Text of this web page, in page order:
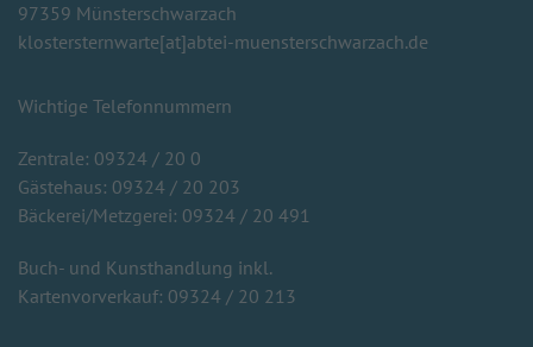
97359 Münsterschwarzach
klostersternwarte[at]abtei-muensterschwarzach.de
Wichtige Telefonnummern
Zentrale: 09324 / 20 0
Gästehaus: 09324 / 20 203
Bäckerei/Metzgerei: 09324 / 20 491
Buch- und Kunsthandlung inkl.
Kartenvorverkauf: 09324 / 20 213